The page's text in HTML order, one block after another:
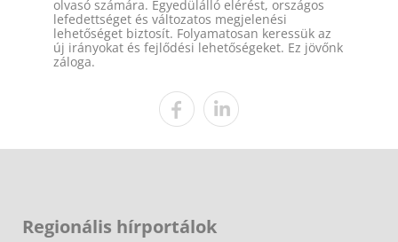
olvasó számára. Egyedülálló elérést, országos
lefedettséget és változatos megjelenési
lehetőséget biztosít. Folyamatosan keressük az
új irányokat és fejlődési lehetőségeket. Ez jövőnk
záloga.
Regionális hírportálok